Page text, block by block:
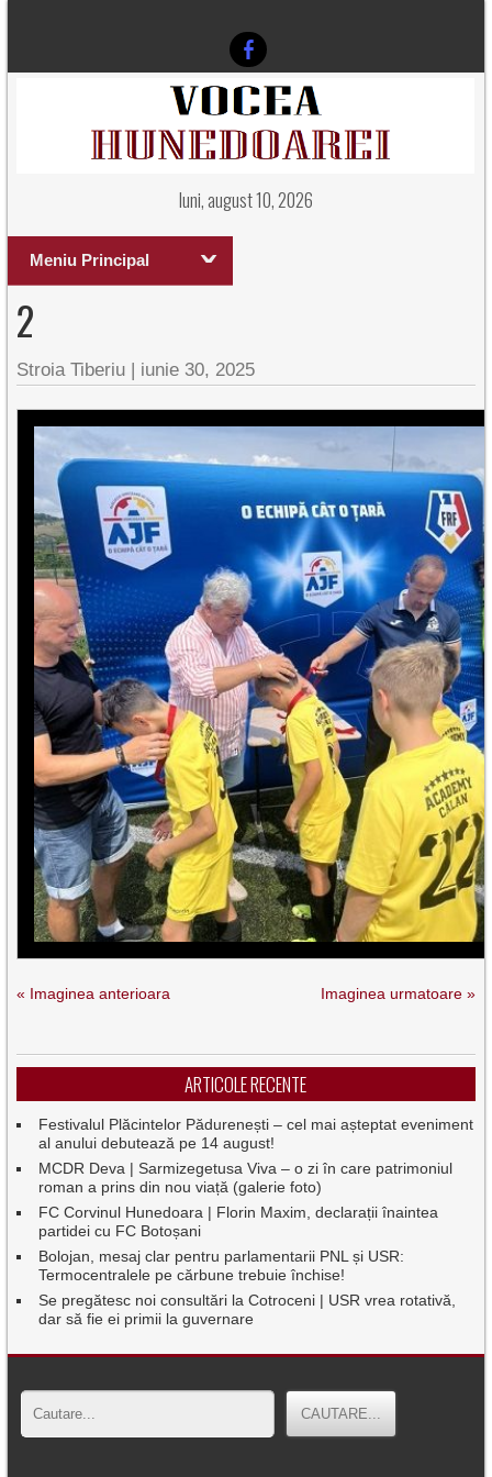
luni, august 10, 2026
Meniu Principal
2
Stroia Tiberiu | iunie 30, 2025
« Imaginea anterioara Imaginea urmatoare »
ARTICOLE RECENTE
Festivalul Plăcintelor Pădurenești – cel mai așteptat eveniment
al anului debutează pe 14 august!
MCDR Deva | Sarmizegetusa Viva – o zi în care patrimoniul
roman a prins din nou viață (galerie foto)
FC Corvinul Hunedoara | Florin Maxim, declarații înaintea
partidei cu FC Botoșani
Bolojan, mesaj clar pentru parlamentarii PNL și USR:
Termocentralele pe cărbune trebuie închise!
Se pregătesc noi consultări la Cotroceni | USR vrea rotativă,
dar să fie ei primii la guvernare